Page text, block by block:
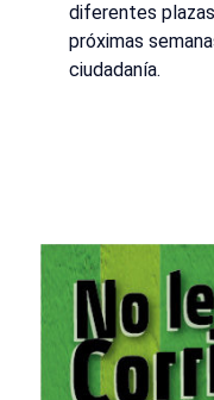
diferentes
próximas
ciudadanía.